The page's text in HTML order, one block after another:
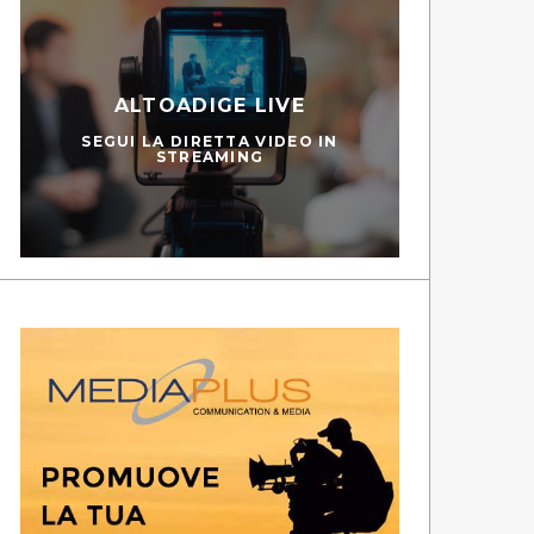
ALTOADIGE LIVE
SEGUI LA DIRETTA VIDEO IN
STREAMING